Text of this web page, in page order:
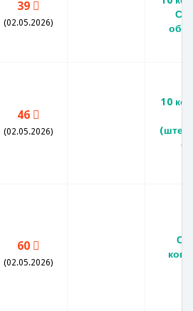
39
(02.05.2026)
46
(02.05.2026)
10
60
(02.05.2026)